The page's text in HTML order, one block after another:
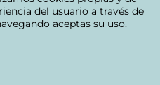
Terpel Oficina 501
reservados
del usuario a través de
aceptas su uso.